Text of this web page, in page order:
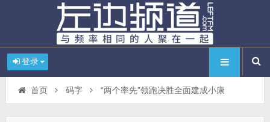
登录
首页 码字 “两个率先”领跑决胜全面建成小康